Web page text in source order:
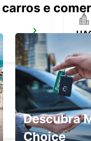
e
Descubra
Choice